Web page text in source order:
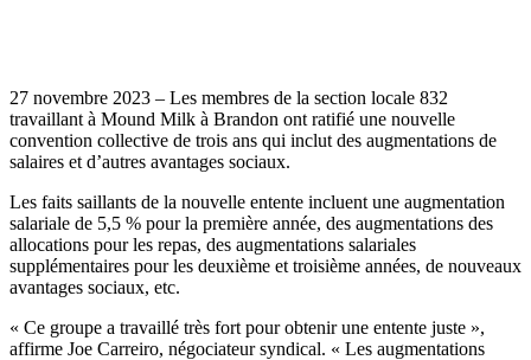
27 novembre 2023 – Les membres de la section locale 832
travaillant à Mound Milk à Brandon ont ratifié une nouvelle
convention collective de trois ans qui inclut des augmentations de
salaires et d’autres avantages sociaux.
Les faits saillants de la nouvelle entente incluent une augmentation
salariale de 5,5 % pour la première année, des augmentations des
allocations pour les repas, des augmentations salariales
supplémentaires pour les deuxième et troisième années, de nouveaux
avantages sociaux, etc.
« Ce groupe a travaillé très fort pour obtenir une entente juste »,
affirme Joe Carreiro, négociateur syndical. « Les augmentations